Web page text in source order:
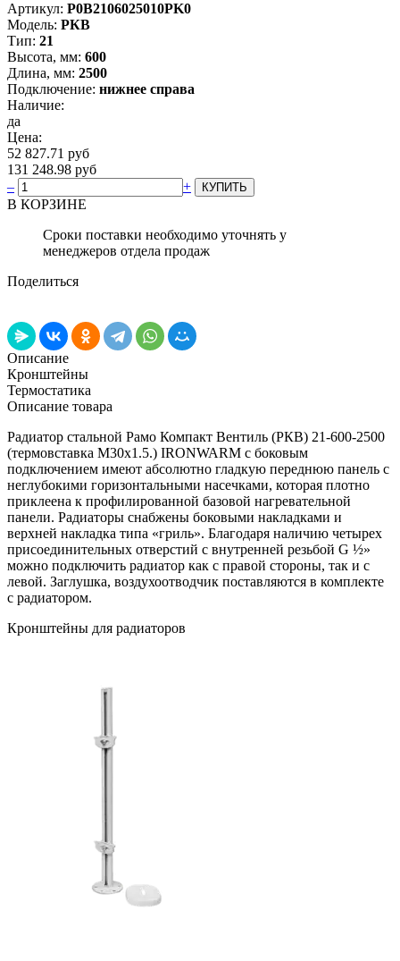
Артикул: Р0В2106025010PK0
Модель: РКВ
Тип: 21
Высота, мм: 600
Длина, мм: 2500
Подключение: нижнее справа
Наличие:
да
Цена:
52 827.71 руб
131 248.98 руб
–
+
В КОРЗИНЕ
Сроки поставки необходимо уточнять у
менеджеров отдела продаж
Поделиться
Описание
Кронштейны
Термостатика
Описание товара
Радиатор стальной Рамо Компакт Вентиль (РКВ) 21-600-2500
(термовставка М30х1.5.) IRONWARM с боковым
подключением имеют абсолютно гладкую переднюю панель с
неглубокими горизонтальными насечками, которая плотно
приклеена к профилированной базовой нагревательной
панели. Радиаторы снабжены боковыми накладками и
верхней накладка типа «гриль». Благодаря наличию четырех
присоединительных отверстий с внутренней резьбой G ½»
можно подключить радиатор как с правой стороны, так и с
левой. Заглушка, воздухоотводчик поставляются в комплекте
с радиатором.
Кронштейны для радиаторов